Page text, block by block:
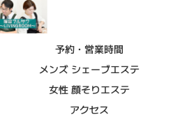
予約・営業時間
メンズ シェーブエステ
女性 顔そりエステ
アクセス